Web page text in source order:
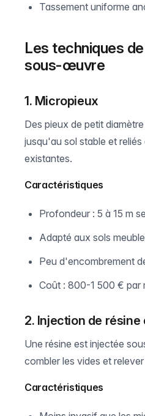
Tassement uniforme
Les techniques
sous-œuvre
1. Micropieux
Des pieux de petit
jusqu'au sol stable et
existantes.
Caractéristiques
Profondeur : 5 à 15 m
Adapté aux sols
Peu d'encombrement
Coût : 800-1 500 € par
2. Injection de résine
Une résine est injectée
combler les vides et
Caractéristiques